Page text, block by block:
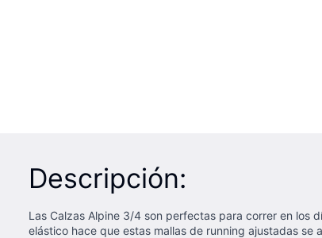
Descripción:
Las Calzas Alpine 3/4 son perfectas para correr en los
elástico hace que estas mallas de running ajustadas